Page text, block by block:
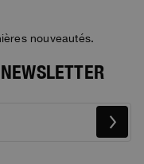
nouveautés.